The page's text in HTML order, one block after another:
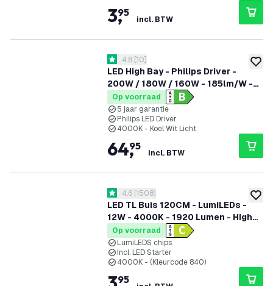
3,
95
incl. BTW
LED High Bay - Philips Driver -
200W / 180W / 160W - 185lm/W -
4000K - IP65 - Dimbaar - 90° - 5
jaar garantie
reviews drawer openen
4.8 score sterren
4.8 [10]
Op voorraad
5 jaar garantie
Philips LED Driver
4000K - Koel Wit Licht
64,
95
incl. BTW
LED TL Buis 120CM - LumiLEDs -
12W - 4000K - 1920 Lumen - High
Efficiency
reviews drawer openen
4.6 score sterren
4.6 [1508]
Op voorraad
LumiLEDS chips
Incl. LED Starter
4000K - (Kleurcode 840)
95